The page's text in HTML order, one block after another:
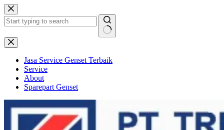
Skip
to
content
No
results
Jasa Service Genset Terbaik
Service
About
Sparepart Genset